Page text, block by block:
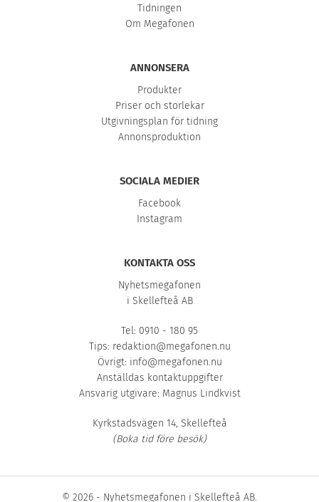
Tidningen
Om Megafonen
ANNONSERA
Produkter
Priser och storlekar
Utgivningsplan för tidning
Annonsproduktion
SOCIALA MEDIER
Facebook
Instagram
KONTAKTA OSS
Nyhetsmegafonen
i Skellefteå AB
Tel: 0910 - 180 95
Tips: redaktion@megafonen.nu
Övrigt: info@megafonen.nu
Anställdas kontaktuppgifter
Ansvarig utgivare: Magnus Lindkvist
Kyrkstadsvägen 14, Skellefteå
(Boka tid före besök)
© 2026 - Nyhetsmegafonen i Skellefteå AB.